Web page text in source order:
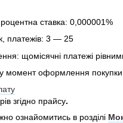
ставка: 0,000001%
платежів: 3 — 25
щомісячні платежі
момент оформлення покупки
згідно прайсу.
ознайомитись в розділі